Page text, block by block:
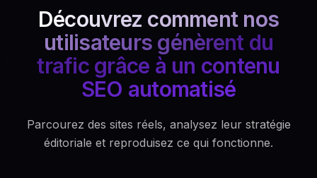
Découvrez comment nos
utilisateurs génèrent du
trafic grâce à un contenu
SEO automatisé
Parcourez des sites réels, analysez leur stratégie
éditoriale et reproduisez ce qui fonctionne.